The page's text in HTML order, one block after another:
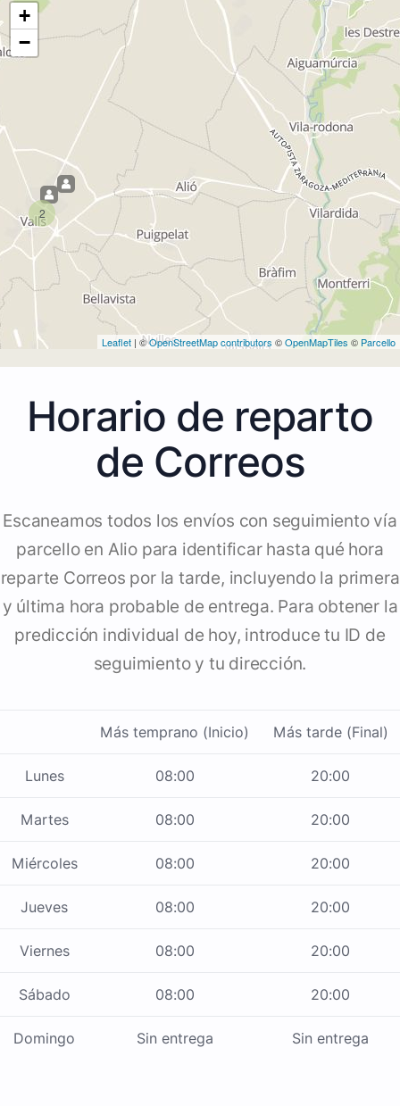
2
+
−
Leaflet | ©OpenStreetMap contributors ©OpenMapTiles © Parcello
Horario de reparto
de Correos
Escaneamos todos los envíos con seguimiento vía
parcello en Alio para identificar hasta qué hora
reparte Correos por la tarde, incluyendo la primera
y última hora probable de entrega. Para obtener la
predicción individual de hoy, introduce tu ID de
seguimiento y tu dirección.
Más temprano (Inicio) Más tarde (Final)
Lunes 08:00 20:00
Martes 08:00 20:00
Miércoles 08:00 20:00
Jueves 08:00 20:00
Viernes 08:00 20:00
Sábado 08:00 20:00
Domingo Sin entrega Sin entrega